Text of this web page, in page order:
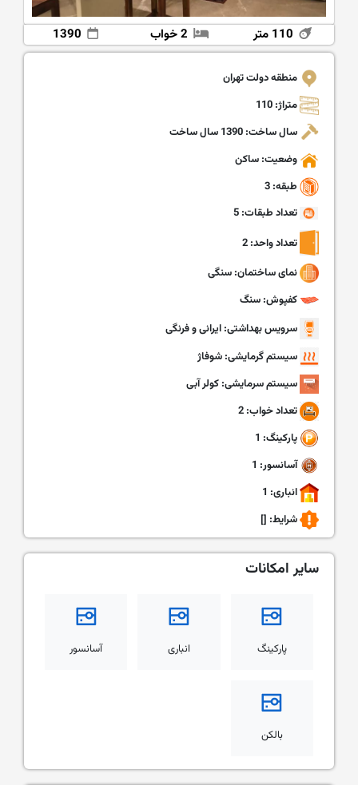
110 متر 2 خواب 1390
منطقه دولت تهران
متراژ: 110
سال ساخت: 1390 سال ساخت
وضعیت: ساکن
طبقه: 3
تعداد طبقات: 5
تعداد واحد: 2
نمای ساختمان: سنگی
کفپوش: سنگ
سرویس بهداشتی: ایرانی و فرنگی
سیستم گرمایشی: شوفاژ
سیستم سرمایشی: کولر آبی
تعداد خواب: 2
پارکینگ: 1
آسانسور: 1
انباری: 1
شرایط: []
سایر امکانات
پارکینگ انباری آسانسور
بالکن